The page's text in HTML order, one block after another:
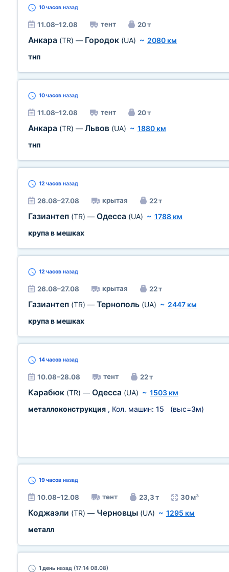
10 часов назад
11.08–12.08 тент 20 т
Анкара (TR) — Городок (UA) ~ 2080 км
тнп
10 часов назад
11.08–12.08 тент 20 т
Анкара (TR) — Львов (UA) ~ 1880 км
тнп
12 часов назад
26.08–27.08 крытая 22 т
Газиантеп (TR) — Одесса (UA) ~ 1788 км
крупа в мешках
12 часов назад
26.08–27.08 крытая 22 т
Газиантеп (TR) — Тернополь (UA) ~ 2447 км
крупа в мешках
14 часов назад
10.08–28.08 тент 22 т
Карабюк (TR) — Одесса (UA) ~ 1503 км
металлоконструкция , Кол. машин: 15 (выс=3м)
19 часов назад
10.08–12.08 тент 23,3 т 30 м³
Коджаэли (TR) — Черновцы (UA) ~ 1295 км
металл
1 день назад (17:14 08.08)